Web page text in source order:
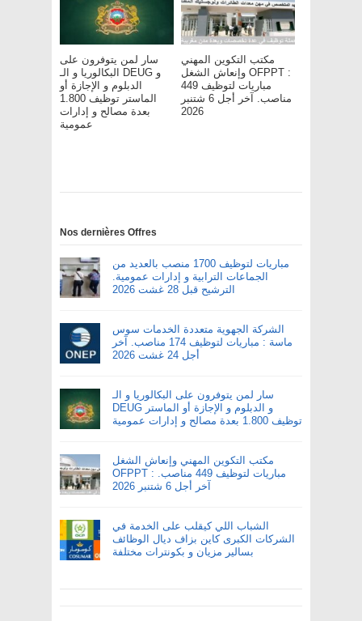
سار لمن يتوفرون على
البكالوريا و الـ DEUG و
الدبلوم و الإجازة أو
الماستر توظيف 1.800
بعدة مصالح و إدارات
عمومية
مكتب التكوين المهني
وإنعاش الشغل OFPPT :
مباريات لتوظيف 449
مناصب. آخر أجل 6 شتنبر
2026
Nos dernières Offres
مباريات لتوظيف 1700 منصب بالعديد من
الجماعات الترابية و إدارات عمومية.
الترشيح قبل 28 غشت 2026
الشركة الجهوية متعددة الخدمات سوس
ماسة : مباريات لتوظيف 174 مناصب. آخر
أجل 24 غشت 2026
سار لمن يتوفرون على البكالوريا و الـ
DEUG و الدبلوم و الإجازة أو الماستر
توظيف 1.800 بعدة مصالح و إدارات عمومية
مكتب التكوين المهني وإنعاش الشغل
OFPPT : مباريات لتوظيف 449 مناصب.
آخر أجل 6 شتنبر 2026
الشباب اللي كيقلب على الخدمة في
الشركات الكبرى كاين بزاف ديال الوظائف
بسالير مزيان و بكونترات مختلفة